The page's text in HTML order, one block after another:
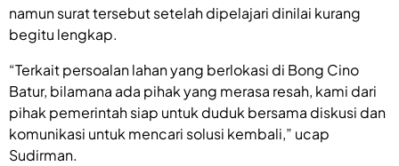
namun surat tersebut setelah dipelajari dinilai kurang
begitu lengkap.
“Terkait persoalan lahan yang berlokasi di Bong Cino
Batur, bilamana ada pihak yang merasa resah, kami dari
pihak pemerintah siap untuk duduk bersama diskusi dan
komunikasi untuk mencari solusi kembali,” ucap
Sudirman.